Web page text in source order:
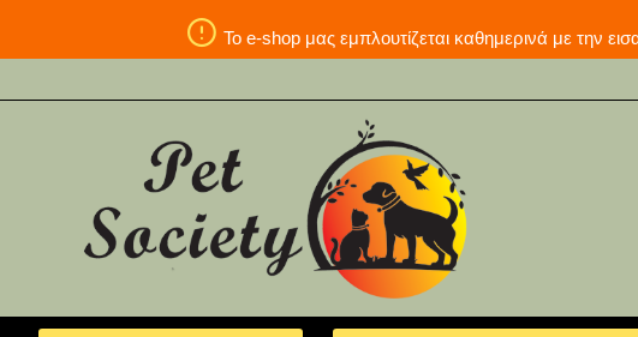
Το e-shop μας εμπλουτίζεται καθημερινά